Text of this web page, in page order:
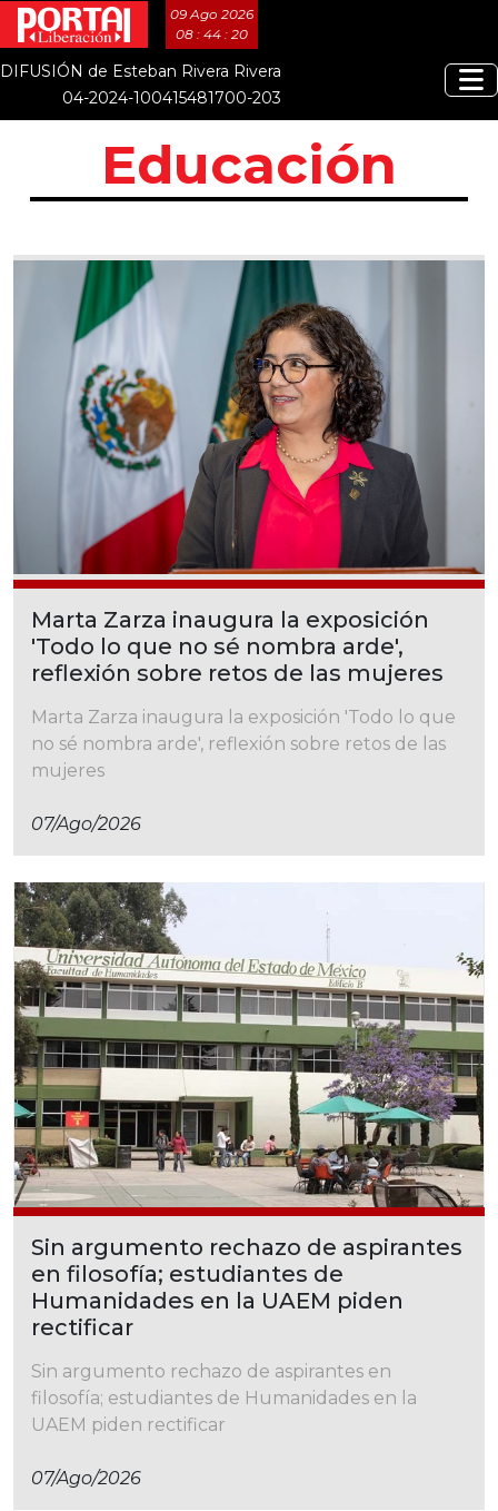
09 Ago 2026
08 : 44 : 22
DIFUSIÓN de Esteban Rivera Rivera
04-2024-100415481700-203
Educación
Marta Zarza inaugura la exposición
'Todo lo que no sé nombra arde',
reflexión sobre retos de las mujeres
Marta Zarza inaugura la exposición 'Todo lo que
no sé nombra arde', reflexión sobre retos de las
mujeres
07/ago/2026
Sin argumento rechazo de aspirantes
en filosofía; estudiantes de
Humanidades en la UAEM piden
rectificar
Sin argumento rechazo de aspirantes en
filosofía; estudiantes de Humanidades en la
UAEM piden rectificar
07/ago/2026